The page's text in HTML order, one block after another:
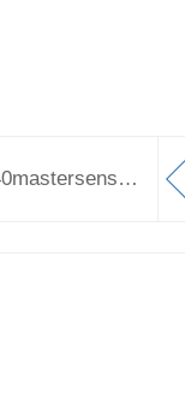
MFLX77976-40mastersense蠕动泵分装工艺泵系统